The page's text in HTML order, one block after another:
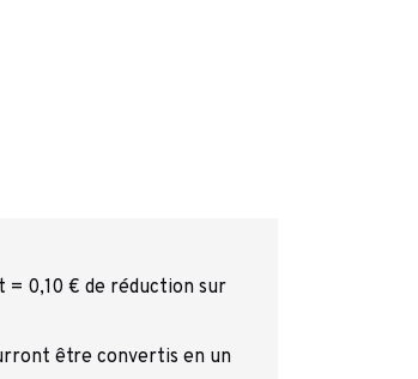
= 0,10 € de réduction sur
être convertis en un